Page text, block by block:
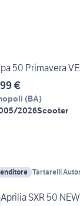
50 Primavera
€
(BA)
05/2026Scooter
Tartarelli
Aprilia SXR 50